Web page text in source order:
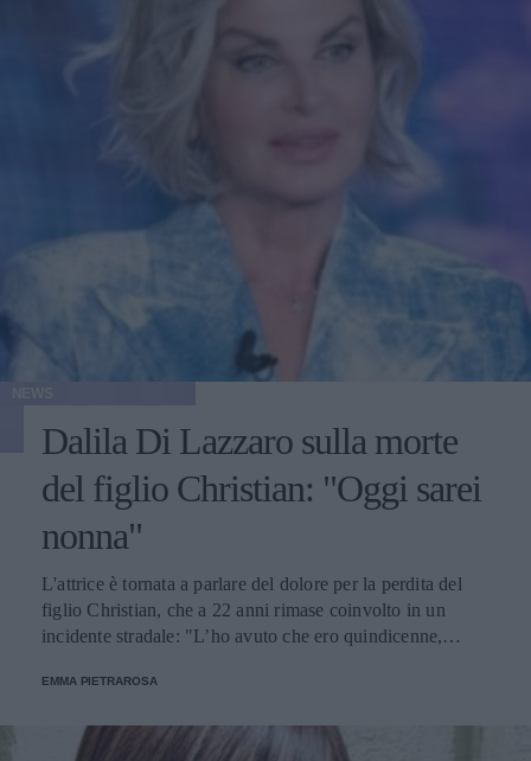
Dalila Di Lazzaro sulla morte
del figlio Christian: "Oggi sarei
nonna"
L'attrice è tornata a parlare del dolore per la perdita del
figlio Christian, che a 22 anni rimase coinvolto in un
incidente stradale: "L’ho avuto che ero quindicenne,
EMMA PIETRAROSA